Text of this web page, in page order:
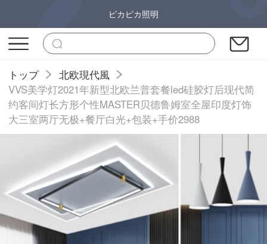
ピカピカ照明
トップ
北欧現代風
VVS美学灯2021年新型北欧兰普套餐led硅胶灯后现代简
约客间灯长方形个性MASTER贝德鲁姆室全屋印度灯饰
大三室两厅无极+餐厅白光+包装+手价2988